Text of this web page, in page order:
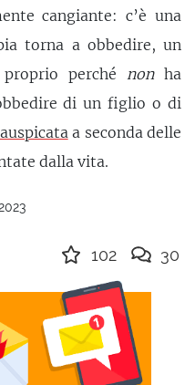
cangiante: c’è una
torna a obbedire, un
perché nonha
di un figlio o di
auspicataa seconda delle
dalla vita.
102 30